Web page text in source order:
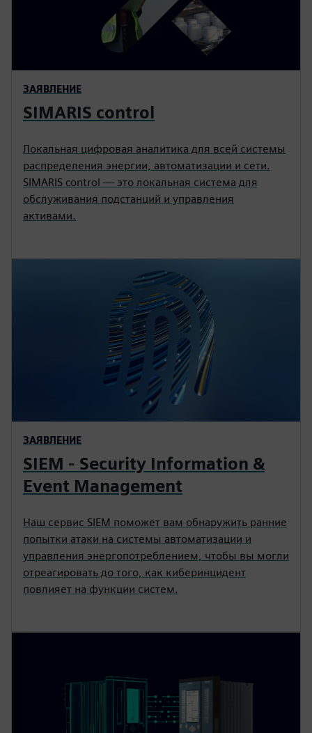
ЗАЯВЛЕНИЕ
SIMARIS control
Локальная цифровая аналитика для всей системы
распределения энергии, автоматизации и сети.
SIMARIS control — это локальная система для
обслуживания подстанций и управления
активами.
ЗАЯВЛЕНИЕ
SIEM - Security Information &
Event Management
Наш сервис SIEM поможет вам обнаружить ранние
попытки атаки на системы автоматизации и
управления энергопотреблением, чтобы вы могли
отреагировать до того, как киберинцидент
повлияет на функции систем.